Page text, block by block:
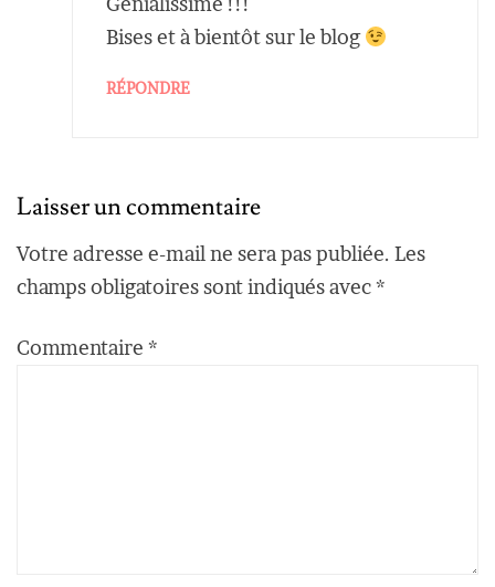
Bises et à bientôt sur le blog
RÉPONDRE
Laisser un commentaire
Votre adresse e-mail ne sera pas publiée. Les
champs obligatoires sont indiqués avec*
Commentaire *